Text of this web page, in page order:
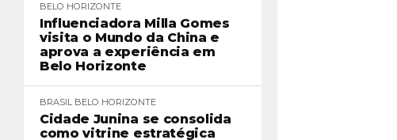
BELO HORIZONTE
Influenciadora Milla Gomes
visita o Mundo da China e
aprova a experiência em
Belo Horizonte
BRASIL BELO HORIZONTE
Cidade Junina se consolida
como vitrine estratégica